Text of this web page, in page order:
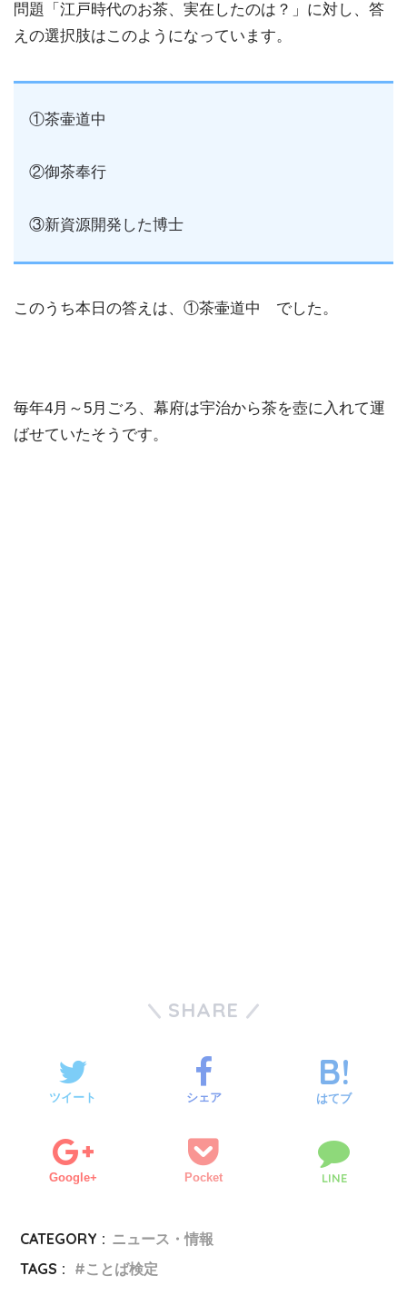
問題「江戸時代のお茶、実在したのは？」に対し、答
えの選択肢はこのようになっています。
①茶壷道中
②御茶奉行
③新資源開発した博士
このうち本日の答えは、①茶壷道中 でした。
毎年4月～5月ごろ、幕府は宇治から茶を壺に入れて運
ばせていたそうです。
SHARE
ツイート シェア はてブ
Google+ Pocket LINE
CATEGORY : ニュース・情報
TAGS :
ことば検定